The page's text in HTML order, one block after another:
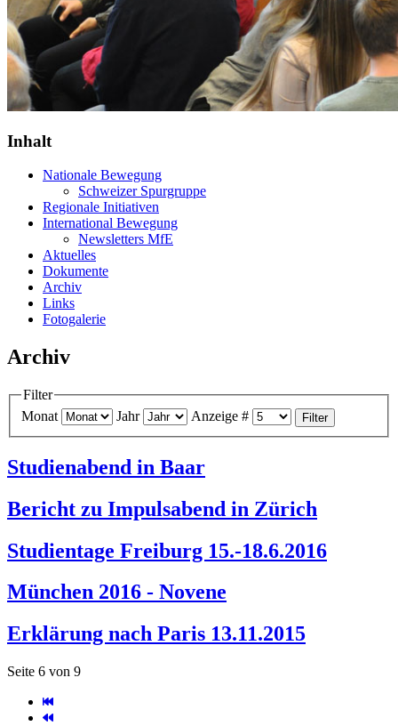
Inhalt
Nationale Bewegung
Schweizer Spurgruppe
Regionale Initiativen
International Bewegung
Newsletters MfE
Aktuelles
Dokumente
Archiv
Links
Fotogalerie
Archiv
Filter
Monat
Jahr Anzeige # Filter
Studienabend in Baar
Bericht zu Impulsabend in Zürich
Studientage Freiburg 15.-18.6.2016
München 2016 - Novene
Erklärung nach Paris 13.11.2015
Seite 6 von 9